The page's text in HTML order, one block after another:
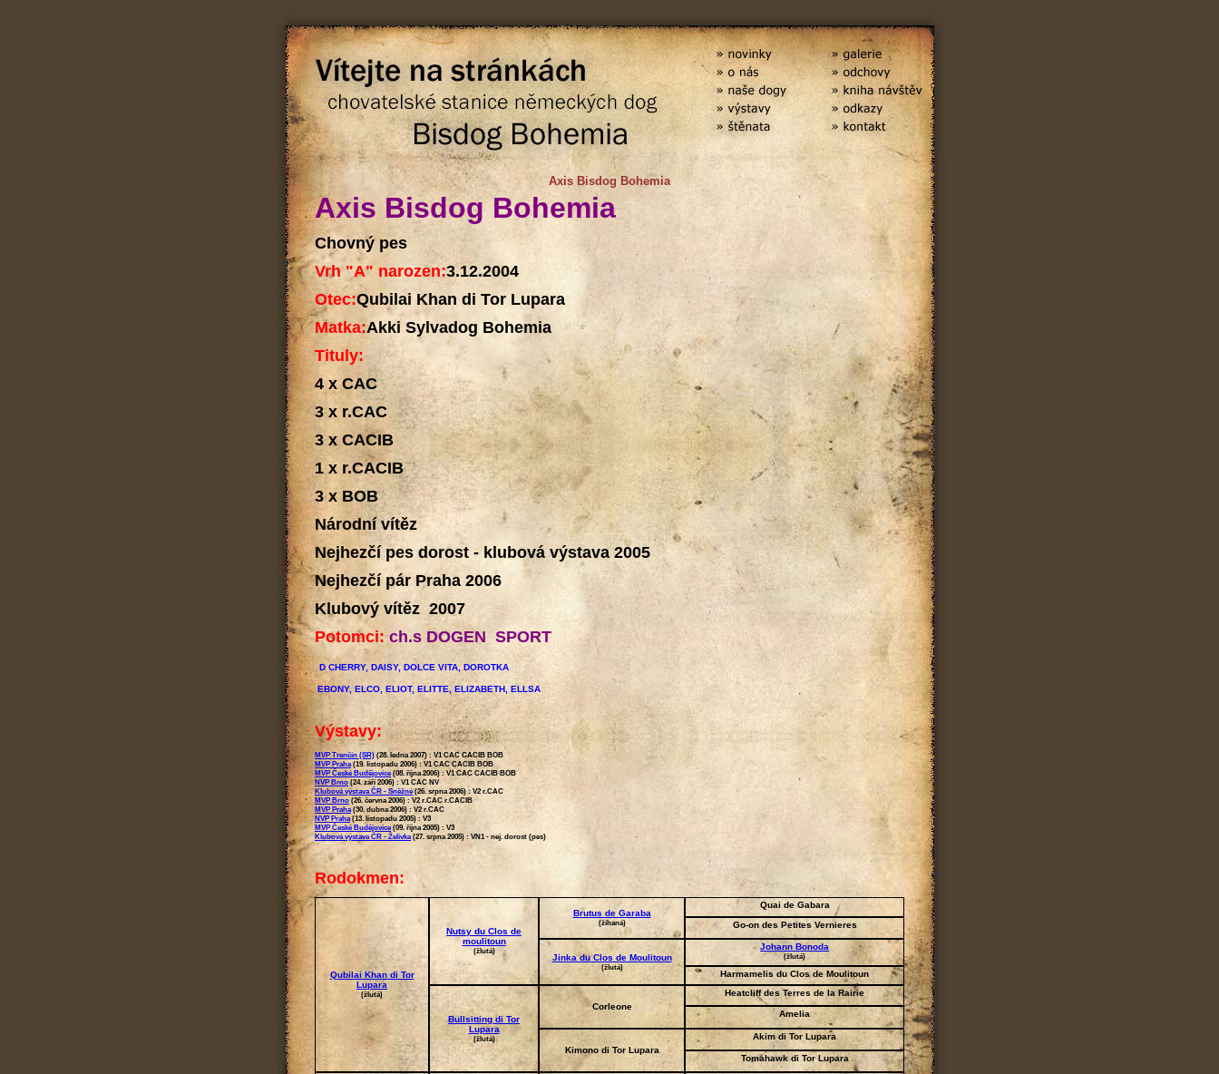
Axis Bisdog Bohemia
Axis Bisdog Bohemia
Chovný pes
Vrh "A" narozen:3.12.2004
Otec:Qubilai Khan di Tor Lupara
Matka:Akki Sylvadog Bohemia
Tituly:
4 x CAC
3 x r.CAC
3 x CACIB
1 x r.CACIB
3 x BOB
Národní vítěz
Nejhezčí pes dorost - klubová výstava 2005
Nejhezčí pár Praha 2006
Klubový vítěz 2007
Potomci: ch.s DOGEN SPORT
D CHERRY, DAISY, DOLCE VITA, DOROTKA
EBONY, ELCO, ELIOT, ELITTE, ELIZABETH, ELLSA
Výstavy:
MVP Trenčín (SR) (28. ledna 2007) : V1 CAC CACIB BOB
MVP Praha(19. listopadu 2006) : V1 CAC CACIB BOB
MVP České Budějovice(08. října 2006) : V1 CAC CACIB BOB
NVP Brno (24. září 2006) : V1 CAC NV
Klubová výstava ČR - Sněžné(26. srpna 2006) : V2 r.CAC
MVP Brno (26. června 2006) : V2 r.CAC r.CACIB
MVP Praha(30. dubna 2006) : V2 r.CAC
NVP Praha(13. listopadu 2005) :V3
MVP České Budějovice (09. října 2005) : V3
Klubová výstava ČR - Želivka(27. srpna 2005) : VN1 - nej. dorost (pes)
Rodokmen:
Qubilai Khan di Tor
Lupara
(žlutá)
Nutsy du Clos de
moulitoun
(žlutá)
Brutus de Garaba
(žíhaná)
Quai de Gabara
Go-on des Petites Vernieres
Jinka du Clos de Moulitoun
(žlutá)
Johann Bonoda
(žlutá)
Harmamelis du Clos de Moulitoun
Bullsitting di Tor
Lupara
(žlutá)
Corleone
Heatcliff des Terres de la Rairie
Amelia
Kimono di Tor Lupara
Akim di Tor Lupara
Tomahawk di Tor Lupara